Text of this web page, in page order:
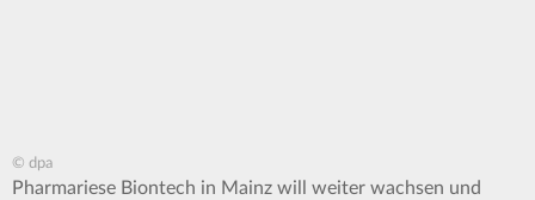
© dpa
Pharmariese Biontech in Mainz will weiter wachsen und